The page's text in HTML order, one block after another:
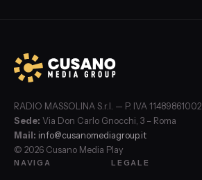
RADIO MASSOLINA S.r.l. — P. IVA 11489861002
Sede: Via Don Carlo Gnocchi, 3 – Roma
Mail: info@cusanomediagroup.it
© 2026 Cusano Media Play
NAVIGA LEGALE